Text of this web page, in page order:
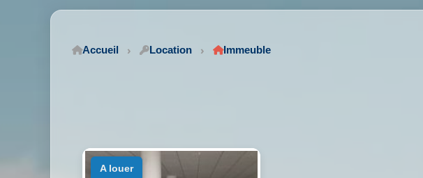
Accueil Location Immeuble
a louer